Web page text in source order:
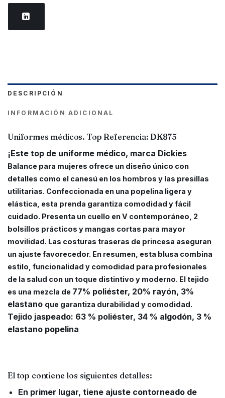
DESCRIPCIÓN
INFORMACIÓN ADICIONAL
Uniformes médicos. Top Referencia: DK875
¡Este top de uniforme médico, marca Dickies
Balance para mujeres ofrece un diseño único con
detalles como el canesú en los hombros y las presillas
utilitarias. Confeccionada en una popelina ligera y
elástica, esta prenda garantiza comodidad y fácil
cuidado. Presenta un cuello en V contemporáneo, 2
bolsillos prácticos y mangas cortas para mayor
movilidad. Las costuras traseras de princesa aseguran
un ajuste favorecedor. En resumen, esta blusa combina
estilo, funcionalidad y comodidad para profesionales
de la salud con un toque distintivo y moderno. El tejido
es una mezcla de 77% poliéster, 20% rayón, 3%
elastano que garantiza durabilidad y comodidad.
Tejido jaspeado: 63 % poliéster, 34 % algodón, 3 %
elastano popelina
El top contiene los siguientes detalles:
En primer lugar, tiene ajuste contorneado de